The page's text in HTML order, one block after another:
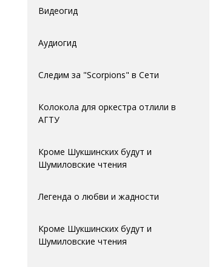
Видеогид
Аудиогид
Следим за "Scorpions" в Сети
Колокола для оркестра отлили в
АГTУ
Кроме Шукшинских будут и
Шумиловские чтения
Легенда о любви и жадности
Кроме Шукшинских будут и
Шумиловские чтения